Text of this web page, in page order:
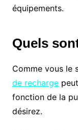
équipements.
Quels
Comme vous le
de rechargepeut
fonction de la
désirez.